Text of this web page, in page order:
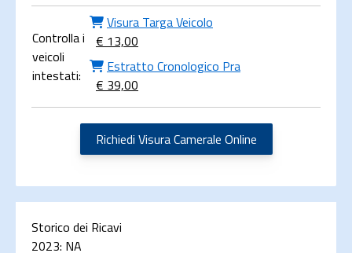
Controlla i
veicoli
intestati:
Visura Targa Veicolo
€ 13,00
Estratto Cronologico Pra
€ 39,00
Richiedi Visura Camerale Online
Storico dei Ricavi
2023: NA